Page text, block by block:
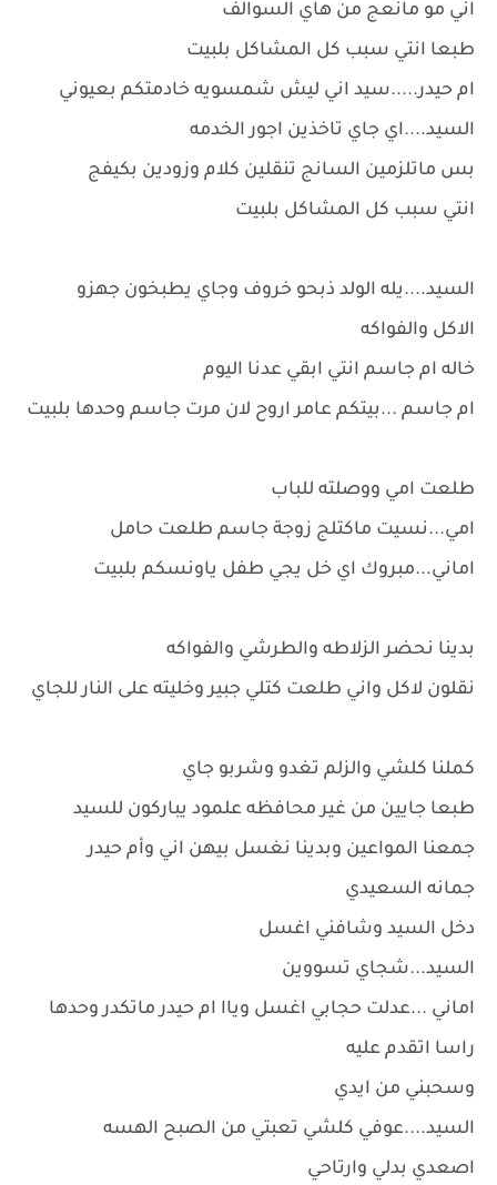
اني مو مانعج من هاي السوالف
طبعا انتي سبب كل المشاكل بلبيت
ام حيدر.....سيد اني ليش شمسويه خادمتكم بعيوني
السيد....اي جاي تاخذين اجور الخدمه
بس ماتلزمين السانج تنقلين كلام وزودين بكيفج
انتي سبب كل المشاكل بلبيت
السيد....يله الولد ذبحو خروف وجاي يطبخون جهزو
الاكل والفواكه
خاله ام جاسم انتي ابقي عدنا اليوم
ام جاسم ...بيتكم عامر اروح لان مرت جاسم وحدها بلبيت
طلعت امي ووصلته للباب
امي...نسيت ماكتلج زوجة جاسم طلعت حامل
اماني...مبروك اي خل يجي طفل ياونسكم بلبيت
بدينا نحضر الزلاطه والطرشي والفواكه
نقلون لاكل واني طلعت كتلي جبير وخليته على النار للجاي
كملنا كلشي والزلم تغدو وشربو جاي
طبعا جايين من غير محافظه علمود يباركون للسيد
جمعنا المواعين وبدينا نغسل بيهن اني وأم حيدر
جمانه السعيدي
دخل السيد وشافني اغسل
السيد...شجاي تسووين
اماني ...عدلت حجابي اغسل وياا ام حيدر ماتكدر وحدها
راسا اتقدم عليه
وسحبني من ايدي
السيد....عوفي كلشي تعبتي من الصبح الهسه
اصعدي بدلي وارتاحي